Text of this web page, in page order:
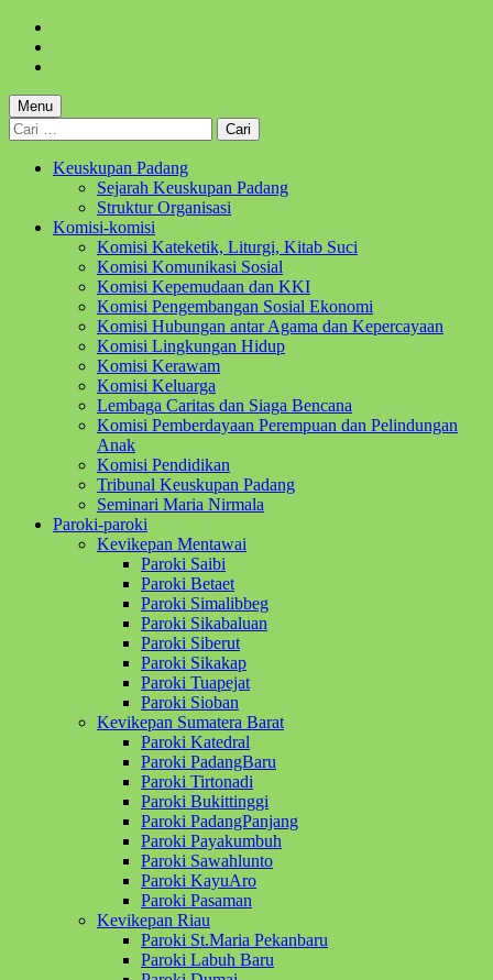
content
footer
Menu
Cari
untuk:
Keuskupan Padang
Sejarah Keuskupan Padang
Struktur Organisasi
Komisi-komisi
Komisi Kateketik, Liturgi, Kitab Suci
Komisi Komunikasi Sosial
Komisi Kepemudaan dan KKI
Komisi Pengembangan Sosial Ekonomi
Komisi Hubungan antar Agama dan Kepercayaan
Komisi Lingkungan Hidup
Komisi Kerawam
Komisi Keluarga
Lembaga Caritas dan Siaga Bencana
Komisi Pemberdayaan Perempuan dan Pelindungan
Anak
Komisi Pendidikan
Tribunal Keuskupan Padang
Seminari Maria Nirmala
Paroki-paroki
Kevikepan Mentawai
Paroki Saibi
Paroki Betaet
Paroki Simalibbeg
Paroki Sikabaluan
Paroki Siberut
Paroki Sikakap
Paroki Tuapejat
Paroki Sioban
Kevikepan Sumatera Barat
Paroki Katedral
Paroki PadangBaru
Paroki Tirtonadi
Paroki Bukittinggi
Paroki PadangPanjang
Paroki Payakumbuh
Paroki Sawahlunto
Paroki KayuAro
Paroki Pasaman
Kevikepan Riau
Paroki St.Maria Pekanbaru
Paroki Labuh Baru